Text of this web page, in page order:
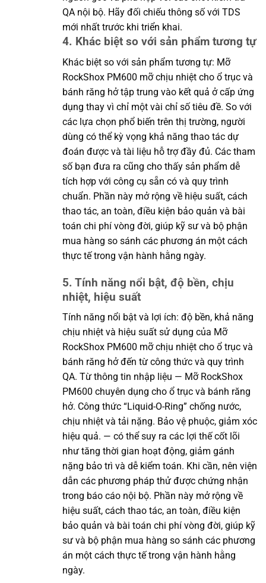
QA nội bộ. Hãy đối chiếu thông số với TDS
mới nhất trước khi triển khai.
4. Khác biệt so với sản phẩm tương tự
Khác biệt so với sản phẩm tương tự: Mỡ
RockShox PM600 mỡ chịu nhiệt cho ổ trục và
bánh răng hở tập trung vào kết quả ở cấp ứng
dụng thay vì chỉ một vài chỉ số tiêu đề. So với
các lựa chọn phổ biến trên thị trường, người
dùng có thể kỳ vọng khả năng thao tác dự
đoán được và tài liệu hỗ trợ đầy đủ. Các tham
số bạn đưa ra cũng cho thấy sản phẩm dễ
tích hợp với công cụ sẵn có và quy trình
chuẩn. Phần này mở rộng về hiệu suất, cách
thao tác, an toàn, điều kiện bảo quản và bài
toán chi phí vòng đời, giúp kỹ sư và bộ phận
mua hàng so sánh các phương án một cách
thực tế trong vận hành hằng ngày.
5. Tính năng nổi bật, độ bền, chịu
nhiệt, hiệu suất
Tính năng nổi bật và lợi ích: độ bền, khả năng
chịu nhiệt và hiệu suất sử dụng của Mỡ
RockShox PM600 mỡ chịu nhiệt cho ổ trục và
bánh răng hở đến từ công thức và quy trình
QA. Từ thông tin nhập liệu — Mỡ RockShox
PM600 chuyên dụng cho ổ trục và bánh răng
hở. Công thức “Liquid-O-Ring” chống nước,
chịu nhiệt và tải nặng. Bảo vệ phuộc, giảm xóc
hiệu quả. — có thể suy ra các lợi thế cốt lõi
như tăng thời gian hoạt động, giảm gánh
nặng bảo trì và dễ kiểm toán. Khi cần, nên viện
dẫn các phương pháp thử được chứng nhận
trong báo cáo nội bộ. Phần này mở rộng về
hiệu suất, cách thao tác, an toàn, điều kiện
bảo quản và bài toán chi phí vòng đời, giúp kỹ
sư và bộ phận mua hàng so sánh các phương
án một cách thực tế trong vận hành hằng
ngày.